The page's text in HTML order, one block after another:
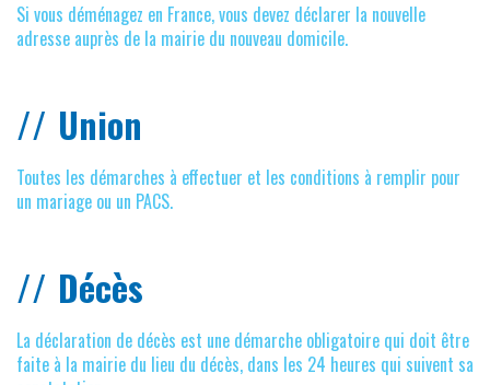
Si vous déménagez en France, vous devez déclarer la nouvelle
adresse auprès de la mairie du nouveau domicile.
Union
Toutes les démarches à effectuer et les conditions à remplir pour
un mariage ou un PACS.
Décès
La déclaration de décès est une démarche obligatoire qui doit être
faite à la mairie du lieu du décès, dans les 24 heures qui suivent sa